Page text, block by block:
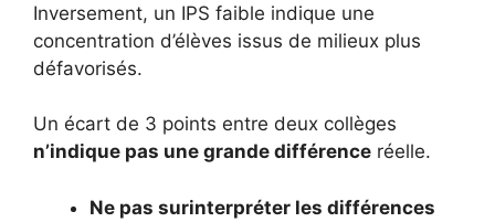
Inversement, un IPS faible indique une
concentration d’élèves issus de milieux plus
défavorisés.
Un écart de 3 points entre deux collèges
n’indique pas une grande différence réelle.
Ne pas surinterpréter les différences